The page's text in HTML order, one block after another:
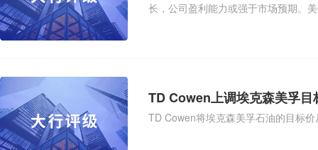
长，公司盈利能力或强于市场预期。
TD Cowen上调埃克森美孚目
TD Cowen将埃克森美孚石油的目标